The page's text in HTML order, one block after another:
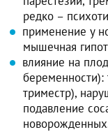
редко –
применение у
мышечная
влияние на
беременности):
триместр),
подавление